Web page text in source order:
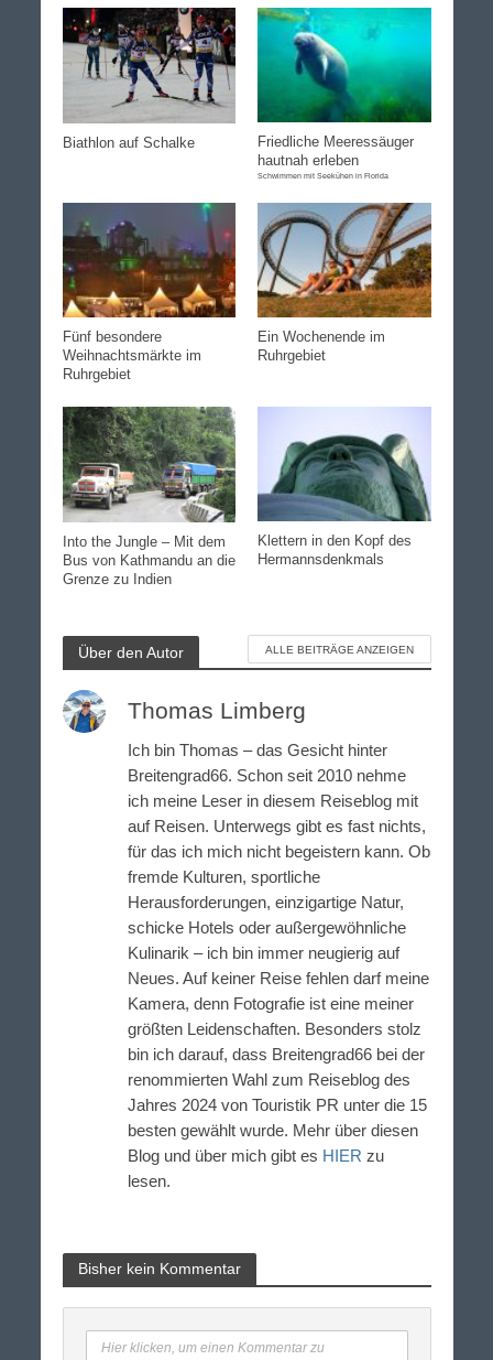
Biathlon auf Schalke
Friedliche Meeressäuger
hautnah erleben
Schwimmen mit Seekühen in Florida
Fünf besondere
Weihnachtsmärkte im
Ruhrgebiet
Ein Wochenende im
Ruhrgebiet
Into the Jungle – Mit dem
Bus von Kathmandu an die
Grenze zu Indien
Klettern in den Kopf des
Hermannsdenkmals
Über den Autor ALLE BEITRÄGE ANZEIGEN
Thomas Limberg
Ich bin Thomas – das Gesicht hinter
Breitengrad66. Schon seit 2010 nehme
ich meine Leser in diesem Reiseblog mit
auf Reisen. Unterwegs gibt es fast nichts,
für das ich mich nicht begeistern kann. Ob
fremde Kulturen, sportliche
Herausforderungen, einzigartige Natur,
schicke Hotels oder außergewöhnliche
Kulinarik – ich bin immer neugierig auf
Neues. Auf keiner Reise fehlen darf meine
Kamera, denn Fotografie ist eine meiner
größten Leidenschaften. Besonders stolz
bin ich darauf, dass Breitengrad66 bei der
renommierten Wahl zum Reiseblog des
Jahres 2024 von Touristik PR unter die 15
besten gewählt wurde. Mehr über diesen
Blog und über mich gibt es HIER zu
lesen.
Bisher kein Kommentar
Hier klicken, um einen Kommentar zu